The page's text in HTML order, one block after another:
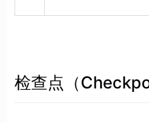
检查点（